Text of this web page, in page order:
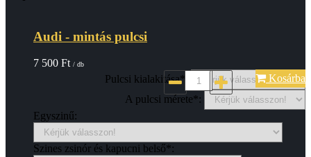
Audi - mintás pulcsi
7 500 Ft / db
Pulcsi kialakitása*:
A pulcsi mérete*:
Egyszinű:
Szines zsinór és kapucni belső*:
Kosárba